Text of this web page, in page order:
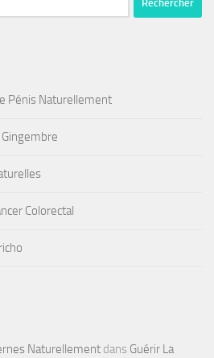
Pénis Naturellement
Colorectal
Naturellement dans Guérir La